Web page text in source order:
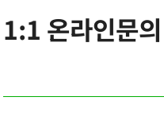
1:1 온라인문의